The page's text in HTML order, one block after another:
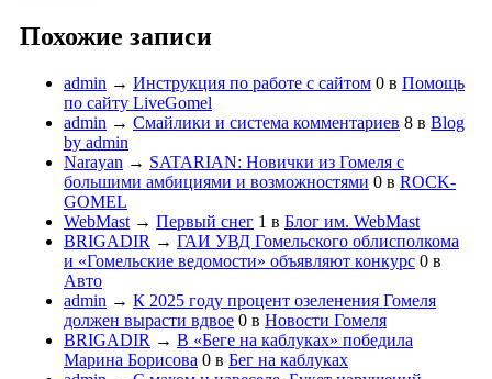
Похожие записи
admin → Инструкция по работе с сайтом 0 в Помощь
по сайту LiveGomel
admin → Смайлики и система комментариев 8 в Blog
by admin
Narayan → SATARIAN: Новички из Гомеля с
большими амбициями и возможностями 0 в ROCK-
GOMEL
WebMast → Первый снег 1 в Блог им. WebMast
BRIGADIR → ГАИ УВД Гомельского облисполкома
и «Гомельские ведомости» объявляют конкурс 0 в
Авто
admin → К 2025 году процент озеленения Гомеля
должен вырасти вдвое 0 в Новости Гомеля
BRIGADIR → В «Беге на каблуках» победила
Марина Борисова 0 в Бег на каблуках